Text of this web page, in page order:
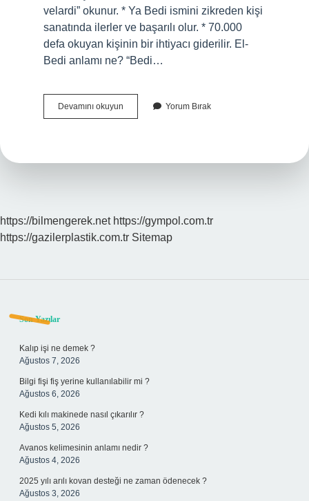
velardi” okunur. * Ya Bedi ismini zikreden kişi
sanatında ilerler ve başarılı olur. * 70.000
defa okuyan kişinin bir ihtiyacı giderilir. El-
Bedi anlamı ne? “Bedi…
Devamını okuyun
Besi
Yorum Bırak
https://bilmengerek.net https://gympol.com.tr
https://gazilerplastik.com.tr Sitemap
Sidebar
Son Yazılar
Kalıp işi ne demek ?
Ağustos 7, 2026
Bilgi fişi fiş yerine kullanılabilir mi ?
Ağustos 6, 2026
Kedi kılı makinede nasıl çıkarılır ?
Ağustos 5, 2026
Avanos kelimesinin anlamı nedir ?
Ağustos 4, 2026
2025 yılı arılı kovan desteği ne zaman ödenecek ?
Ağustos 3, 2026